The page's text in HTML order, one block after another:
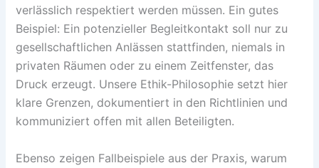
verlässlich respektiert werden müssen. Ein gutes
Beispiel: Ein potenzieller Begleitkontakt soll nur zu
gesellschaftlichen Anlässen stattfinden, niemals in
privaten Räumen oder zu einem Zeitfenster, das
Druck erzeugt. Unsere Ethik-Philosophie setzt hier
klare Grenzen, dokumentiert in den Richtlinien und
kommuniziert offen mit allen Beteiligten.
Ebenso zeigen Fallbeispiele aus der Praxis, warum